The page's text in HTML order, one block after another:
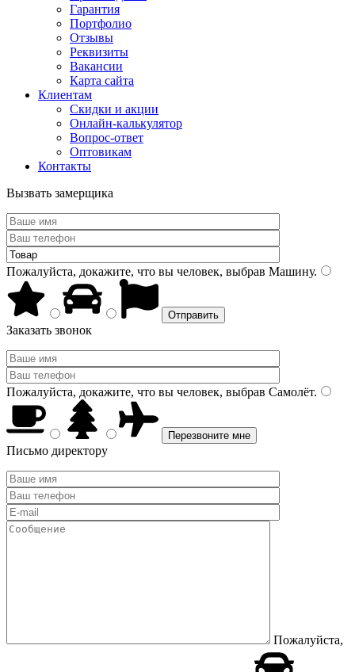
Гарантия
Портфолио
Отзывы
Реквизиты
Вакансии
Карта сайта
Клиентам
Скидки и акции
Онлайн-калькулятор
Вопрос-ответ
Оптовикам
Контакты
Вызвать замерщика
Пожалуйста, докажите, что вы человек, выбрав Машину.
Заказать звонок
Пожалуйста, докажите, что вы человек, выбрав Самолёт.
Письмо директору
Пожалуйста,